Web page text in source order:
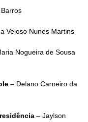
Veloso Nunes Martins
Nogueira de Sousa
– Delano Carneiro da
– Jaylson